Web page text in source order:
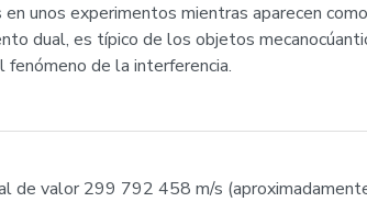
unos experimentos mientras aparecen
dual, es típico de los objetos
fenómeno de la interferencia.
de valor 299 792 458 m/s